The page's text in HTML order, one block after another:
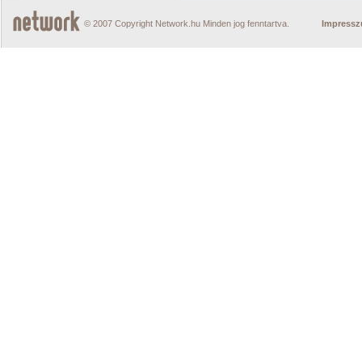
© 2007 Copyright Network.hu Minden jog fenntartva.